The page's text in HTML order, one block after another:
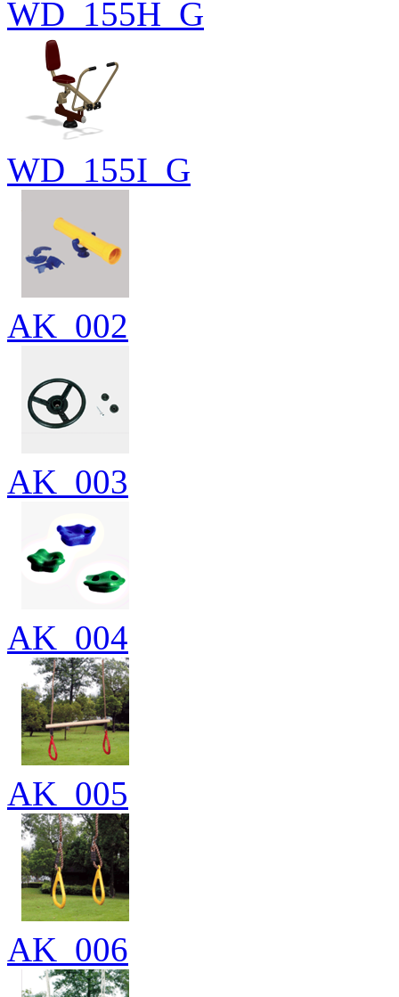
WD_155H_G
WD_155I_G
AK_002
AK_003
AK_004
AK_005
AK_006